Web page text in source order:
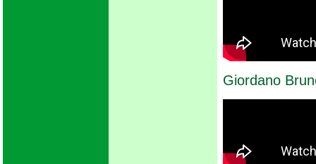
Giordano